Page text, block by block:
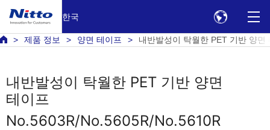
한국
제품 정보 양면 테이프 내반발성이 탁월한 PET 기반 양
내반발성이 탁월한 PET 기반 양면
테이프
No.5603R/No.5605R/No.5610R